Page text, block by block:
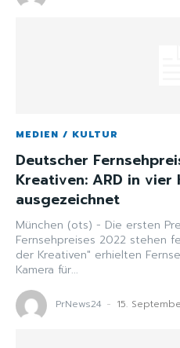
MEDIEN / KULTUR
Deutscher
Kreativen: ARD in vier
ausgezeichnet
München (ots) - Die ersten Preisträger des Deutschen
Fernsehpreises 2022 stehen
der Kreativen" erhielten
Kamera für...
PrNews24 - 15.